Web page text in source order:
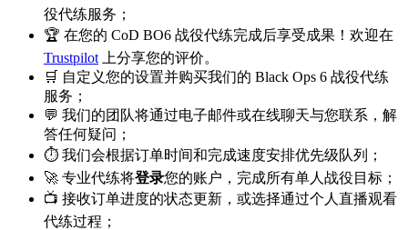
役代练服务；
🏆 在您的 CoD BO6 战役代练完成后享受成果！欢迎在
Trustpilot 上分享您的评价。
🛒 自定义您的设置并购买我们的 Black Ops 6 战役代练
服务；
💬 我们的团队将通过电子邮件或在线聊天与您联系，解
答任何疑问；
⏱️ 我们会根据订单时间和完成速度安排优先级队列；
🚀 专业代练将登录您的账户，完成所有单人战役目标；
📺 接收订单进度的状态更新，或选择通过个人直播观看
代练过程；